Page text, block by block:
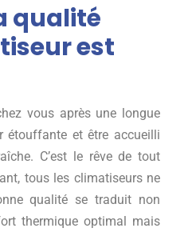
qualité
est
vous après une longue
étouffante et être accueilli
C’est le rêve de tout
tous les climatiseurs ne
qualité se traduit non
thermique optimal mais